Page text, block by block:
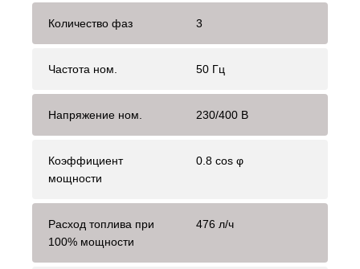
Количество фаз 3
Частота ном. 50 Гц
Напряжение ном. 230/400 В
Коэффициент
мощности
0.8 cos φ
Расход топлива при
100% мощности
476 л/ч